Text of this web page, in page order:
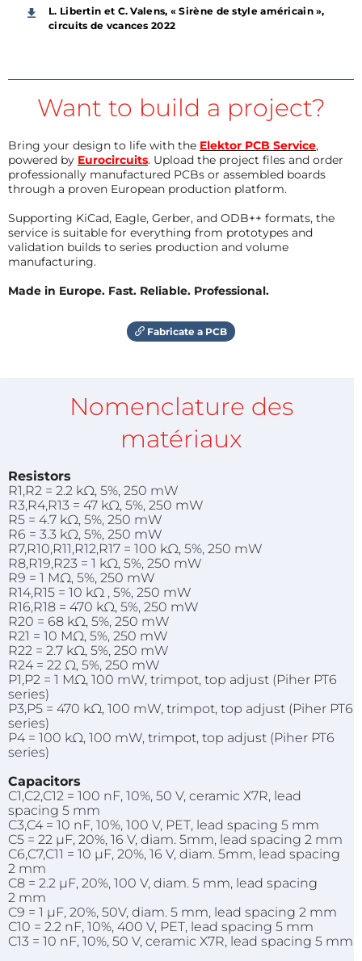
L. Libertin et C. Valens, « Sirène de style américain »,
circuits de vcances 2022
Want to build a project?
Bring your design to life with the Elektor PCB Service,
powered by Eurocircuits. Upload the project files and order
professionally manufactured PCBs or assembled boards
through a proven European production platform.
Supporting KiCad, Eagle, Gerber, and ODB++ formats, the
service is suitable for everything from prototypes and
validation builds to series production and volume
manufacturing.
Made in Europe. Fast. Reliable. Professional.
Fabricate a PCB
Nomenclature des
matériaux
Resistors
R1,R2 = 2.2 kΩ, 5%, 250 mW
R3,R4,R13 = 47 kΩ, 5%, 250 mW
R5 = 4.7 kΩ, 5%, 250 mW
R6 = 3.3 kΩ, 5%, 250 mW
R7,R10,R11,R12,R17 = 100 kΩ, 5%, 250 mW
R8,R19,R23 = 1 kΩ, 5%, 250 mW
R9 = 1 MΩ, 5%, 250 mW
R14,R15 = 10 kΩ , 5%, 250 mW
R16,R18 = 470 kΩ, 5%, 250 mW
R20 = 68 kΩ, 5%, 250 mW
R21 = 10 MΩ, 5%, 250 mW
R22 = 2.7 kΩ, 5%, 250 mW
R24 = 22 Ω, 5%, 250 mW
P1,P2 = 1 MΩ, 100 mW, trimpot, top adjust (Piher PT6
series)
P3,P5 = 470 kΩ, 100 mW, trimpot, top adjust (Piher PT6
series)
P4 = 100 kΩ, 100 mW, trimpot, top adjust (Piher PT6
series)
Capacitors
C1,C2,C12 = 100 nF, 10%, 50 V, ceramic X7R, lead
spacing 5 mm
C3,C4 = 10 nF, 10%, 100 V, PET, lead spacing 5 mm
C5 = 22 μF, 20%, 16 V, diam. 5mm, lead spacing 2 mm
C6,C7,C11 = 10 μF, 20%, 16 V, diam. 5mm, lead spacing
2 mm
C8 = 2.2 μF, 20%, 100 V, diam. 5 mm, lead spacing
2 mm
C9 = 1 μF, 20%, 50V, diam. 5 mm, lead spacing 2 mm
C10 = 2.2 nF, 10%, 400 V, PET, lead spacing 5 mm
C13 = 10 nF, 10%, 50 V, ceramic X7R, lead spacing 5 mm